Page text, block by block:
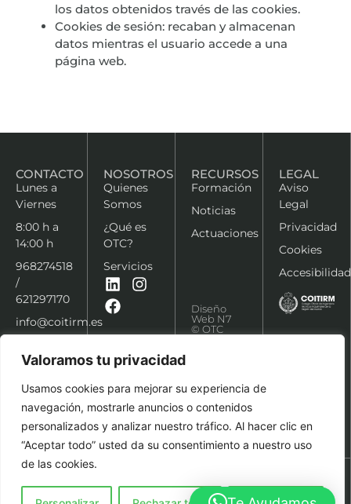
Valoramos tu privacidad
Usamos cookies para mejorar su experiencia de
navegación, mostrarle anuncios o contenidos
personalizados y analizar nuestro tráfico. Al hacer clic en
“Aceptar todo” usted da su consentimiento a nuestro uso
de las cookies.
los datos obtenidos través de las cookies.
Cookies de sesión: recaban y almacenan
datos mientras el usuario accede a una
página web.
CONTACTO
Lunes a
Viernes
8:00 h a
14:00 h
968274518
/
621297170
info@coitirm.es
NOSOTROS
Quienes
Somos
¿Qué es
OTC?
Servicios
RECURSOS
Formación
Noticias
Actuaciones
Diseño
Web N7
© OTC
COITIRM
LEGAL
Aviso
Legal
Privacidad
Cookies
Accesibilidad